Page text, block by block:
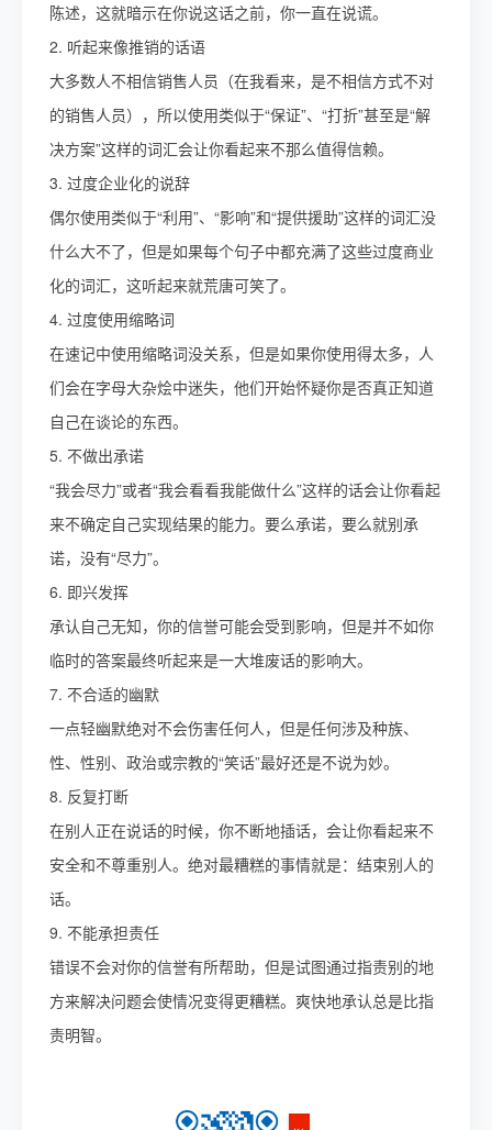
陈述，这就暗示在你说这话之前，你一直在说谎。
2. 听起来像推销的话语
大多数人不相信销售人员（在我看来，是不相信方式不对
的销售人员），所以使用类似于“保证”、“打折”甚至是“解
决方案”这样的词汇会让你看起来不那么值得信赖。
3. 过度企业化的说辞
偶尔使用类似于“利用”、“影响”和“提供援助”这样的词汇没
什么大不了，但是如果每个句子中都充满了这些过度商业
化的词汇，这听起来就荒唐可笑了。
4. 过度使用缩略词
在速记中使用缩略词没关系，但是如果你使用得太多，人
们会在字母大杂烩中迷失，他们开始怀疑你是否真正知道
自己在谈论的东西。
5. 不做出承诺
“我会尽力”或者“我会看看我能做什么”这样的话会让你看起
来不确定自己实现结果的能力。要么承诺，要么就别承
诺，没有“尽力”。
6. 即兴发挥
承认自己无知，你的信誉可能会受到影响，但是并不如你
临时的答案最终听起来是一大堆废话的影响大。
7. 不合适的幽默
一点轻幽默绝对不会伤害任何人，但是任何涉及种族、
性、性别、政治或宗教的“笑话”最好还是不说为妙。
8. 反复打断
在别人正在说话的时候，你不断地插话，会让你看起来不
安全和不尊重别人。绝对最糟糕的事情就是：结束别人的
话。
9. 不能承担责任
错误不会对你的信誉有所帮助，但是试图通过指责别的地
方来解决问题会使情况变得更糟糕。爽快地承认总是比指
责明智。